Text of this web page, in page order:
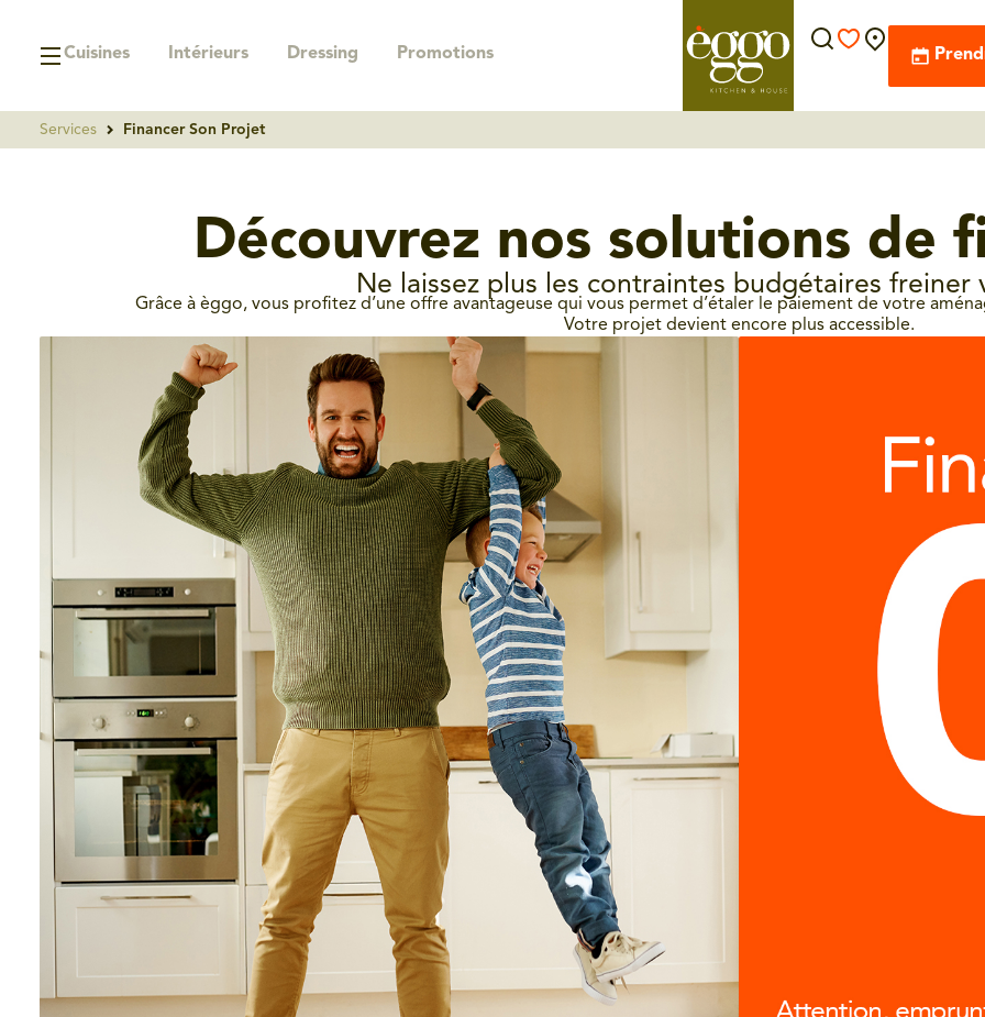
Cuisines Intérieurs Dressing Promotions
Services Financer Son Projet
Découvrez nos solutions de
Ne laissez plus les contraintes budgétaires freiner
Grâce à èggo, vous profitez d’une offre avantageuse qui vous permet d’étaler le paiement de votre
Votre projet devient encore plus accessible.